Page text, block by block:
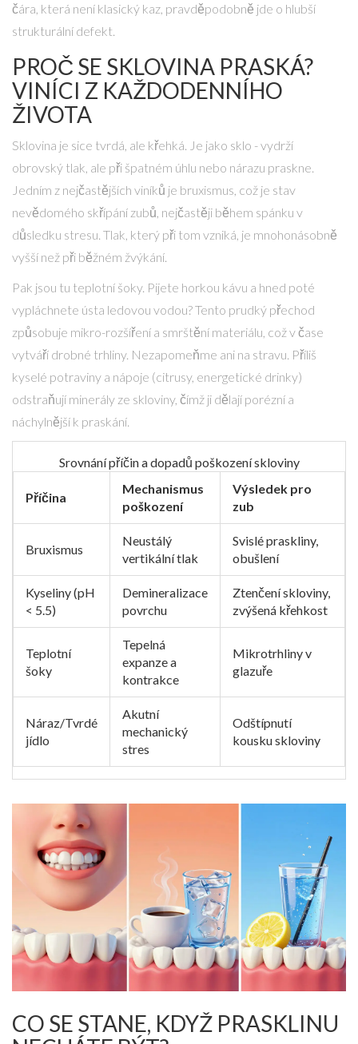
čára, která není klasický kaz, pravděpodobně jde o hlubší
strukturální defekt.
PROČ SE SKLOVINA PRASKÁ?
VINÍCI Z KAŽDODENNÍHO
ŽIVOTA
Sklovina je sice tvrdá, ale křehká. Je jako sklo - vydrží
obrovský tlak, ale při špatném úhlu nebo nárazu praskne.
Jedním z nejčastějších viníků je bruxismus , což je stav
nevědomého skřípání zubů, nejčastěji během spánku v
důsledku stresu. Tlak, který při tom vzniká, je mnohonásobně
vyšší než při běžném žvýkání.
Pak jsou tu teplotní šoky. Pijete horkou kávu a hned poté
vypláchnete ústa ledovou vodou? Tento prudký přechod
způsobuje mikro-rozšíření a smrštění materiálu, což v čase
vytváří drobné trhliny. Nezapomeňme ani na stravu. Příliš
kyselé potraviny a nápoje (citrusy, energetické drinky)
odstraňují minerály ze skloviny, čímž ji dělají porézní a
náchylnější k praskání.
Srovnání příčin a dopadů poškození skloviny
Příčina
Mechanismus
poškození
Výsledek pro
zub
Bruxismus
Neustálý
vertikální tlak
Svislé praskliny,
obušlení
Kyseliny (pH
< 5.5)
Demineralizace
povrchu
Ztenčení skloviny,
zvýšená křehkost
Teplotní
šoky
Tepelná
expanze a
kontrakce
Mikrotrhliny v
glazuře
Náraz/Tvrdé
jídlo
Akutní
mechanický
stres
Odštípnutí
kousku skloviny
CO SE STANE, KDYŽ PRASKLINU